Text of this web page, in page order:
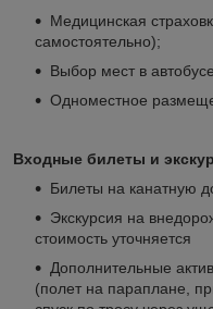
Медицинская
самостоятельно);
Выбор мест в
Одноместное
Входные билеты и
Билеты на канатную
Экскурсия на
стоимость уточняется
Дополнительные
(полет на параплане,